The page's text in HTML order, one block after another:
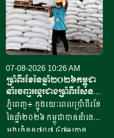
07-08-2026 10:26 AM
ប្រាំពីរខែនៃឆ្នាំ​២០២៦កម្ពុជា
នាំចេញអង្ករជាងប្រាំពីរសែន​
តោន គិតជាទឹកប្រាក់​
ជាង៤១៥លានដុល្លារ
ភ្នំពេញ៖ ក្នុងរយៈពេលប្រាំពីរខែ
នៃឆ្នាំ២០២៦ កម្ពុជាបាននាំចេញ
អង្ករចំនួន៧០៧ ៤៧១តោន​